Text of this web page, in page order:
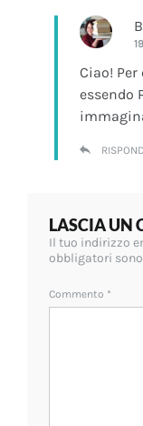
Ciao!
essendo
LASCIA UN
Il tuo indirizzo
obbligatori
Commento *